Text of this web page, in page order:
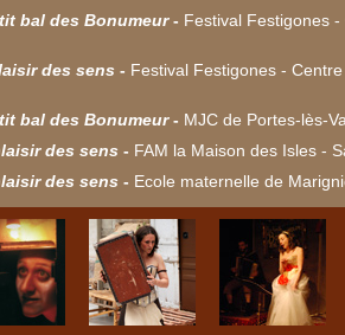
bal des Bonumeur- Festival Festigones
des sens - Festival Festigones -
bal des Bonumeur- MJC de Portes-lès-
des sens - FAM la Maison des Isles -
des sens - Ecole maternelle de